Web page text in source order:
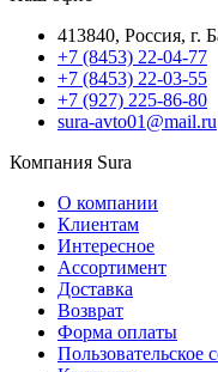
413840, Россия, г.
+7 (8453) 22-04-77
+7 (8453) 22-03-55
+7 (927) 225-86-80
sura-avto01@mail.ru
Компания Sura
О компании
Клиентам
Интересное
Ассортимент
Доставка
Возврат
Форма оплаты
Пользовательское